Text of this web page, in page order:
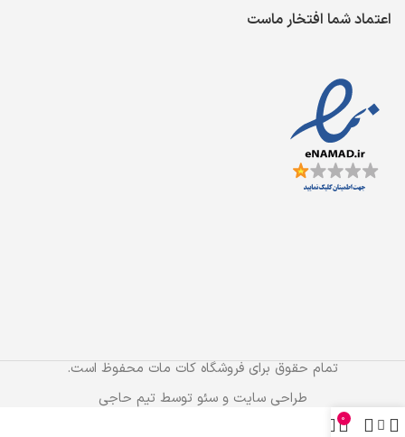
اعتماد شما افتخار ماست
تمام حقوق برای فروشگاه کات مات محفوظ است.
طراحی سایت و سئو توسط تیم حاجی
0